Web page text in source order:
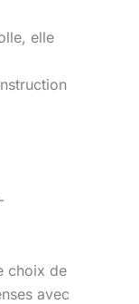
elle
choix de
avec